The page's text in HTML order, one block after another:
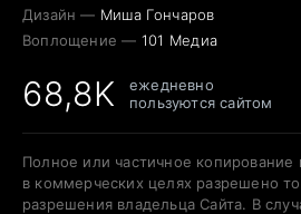
Дизайн — Миша Гончаров
Воплощение — 101 Медиа
68,8K
ежедневно
пользуются сайтом
Полное или частичное копирование
в коммерческих целях разрешено
разрешения владельца Сайта. В